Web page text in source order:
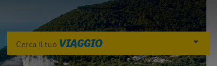
Cerca il tuo VIAGGIO